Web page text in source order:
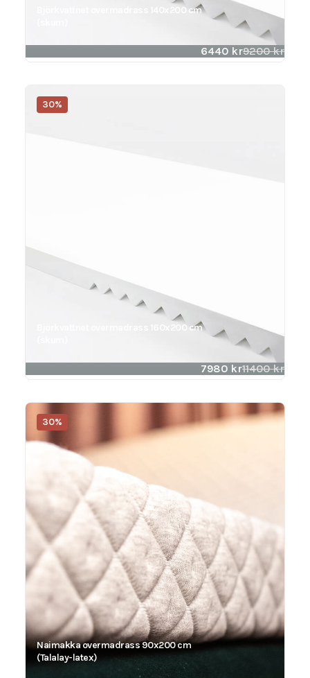
Björkvattnet overmadrass 140x200 cm
9200kr
6440 kr
30%
Björkvattnet overmadrass 160x200 cm
11400kr
7980 kr
30%
Naimakka overmadrass 90x200 cm
(Talalay-latex)